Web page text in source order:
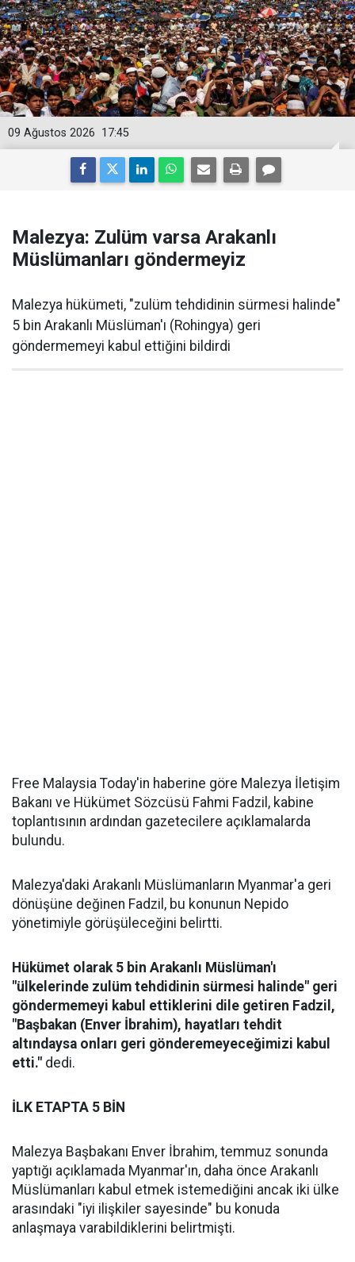
17:45
09 Ağustos 2026
Malezya: Zulüm varsa Arakanlı
Müslümanları göndermeyiz
Malezya hükümeti, "zulüm tehdidinin sürmesi halinde"
5 bin Arakanlı Müslüman'ı (Rohingya) geri
göndermemeyi kabul ettiğini bildirdi
Free Malaysia Today'in haberine göre Malezya İletişim
Bakanı ve Hükümet Sözcüsü Fahmi Fadzil, kabine
toplantısının ardından gazetecilere açıklamalarda
bulundu.
Malezya'daki Arakanlı Müslümanların Myanmar'a geri
dönüşüne değinen Fadzil, bu konunun Nepido
yönetimiyle görüşüleceğini belirtti.
Hükümet olarak 5 bin Arakanlı Müslüman'ı
"ülkelerinde zulüm tehdidinin sürmesi halinde" geri
göndermemeyi kabul ettiklerini dile getiren Fadzil,
"Başbakan (Enver İbrahim), hayatları tehdit
altındaysa onları geri gönderemeyeceğimizi kabul
etti." dedi.
İLK ETAPTA 5 BİN
Malezya Başbakanı Enver İbrahim, temmuz sonunda
yaptığı açıklamada Myanmar'ın, daha önce Arakanlı
Müslümanları kabul etmek istemediğini ancak iki ülke
arasındaki "iyi ilişkiler sayesinde" bu konuda
anlaşmaya varabildiklerini belirtmişti.